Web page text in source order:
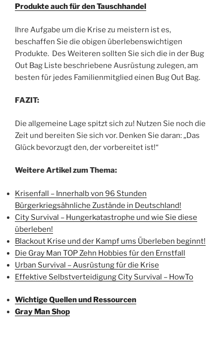
Produkte auch für den Tauschhandel
Ihre Aufgabe um die Krise zu meistern ist es,
beschaffen Sie die obigen überlebenswichtigen
Produkte. Des Weiteren sollten Sie sich die in der Bug
Out Bag Liste beschriebene Ausrüstung zulegen, am
besten für jedes Familienmitglied einen Bug Out Bag.
FAZIT:
Die allgemeine Lage spitzt sich zu! Nutzen Sie noch die
Zeit und bereiten Sie sich vor. Denken Sie daran: „Das
Glück bevorzugt den, der vorbereitet ist!“
Weitere Artikel zum Thema:
Krisenfall – Innerhalb von 96 Stunden
Bürgerkriegsähnliche Zustände in Deutschland!
City Survival – Hungerkatastrophe und wie Sie diese
überleben!
Blackout Krise und der Kampf ums Überleben beginnt!
Die Gray Man TOP Zehn Hobbies für den Ernstfall
Urban Survival – Ausrüstung für die Krise
Effektive Selbstverteidigung City Survival – HowTo
Wichtige Quellen und Ressourcen
Gray Man Shop